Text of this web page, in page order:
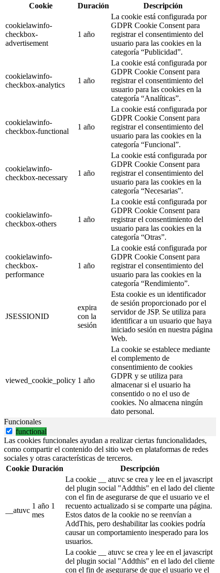
Cookie Duración Descripción
cookielawinfo-
checkbox-
advertisement
1 año
La cookie está configurada por
GDPR Cookie Consent para
registrar el consentimiento del
usuario para las cookies en la
categoría “Publicidad”.
cookielawinfo-
checkbox-analytics
1 año
La cookie está configurada por
GDPR Cookie Consent para
registrar el consentimiento del
usuario para las cookies en la
categoría “Analíticas”.
cookielawinfo-
checkbox-functional
1 año
La cookie está configurada por
GDPR Cookie Consent para
registrar el consentimiento del
usuario para las cookies en la
categoría “Funcional”.
cookielawinfo-
checkbox-necessary
1 año
La cookie está configurada por
GDPR Cookie Consent para
registrar el consentimiento del
usuario para las cookies en la
categoría “Necesarias”.
cookielawinfo-
checkbox-others
1 año
La cookie está configurada por
GDPR Cookie Consent para
registrar el consentimiento del
usuario para las cookies en la
categoría “Otras”.
cookielawinfo-
checkbox-
performance
1 año
La cookie está configurada por
GDPR Cookie Consent para
registrar el consentimiento del
usuario para las cookies en la
categoría “Rendimiento”.
JSESSIONID
expira
con la
sesión
Esta cookie es un identificador
de sesión proporcionado por el
servidor de JSP. Se utiliza para
identificar a un usuario que haya
iniciado sesión en nuestra página
Web.
viewed_cookie_policy 1 año
La cookie se establece mediante
el complemento de
consentimiento de cookies
GDPR y se utiliza para
almacenar si el usuario ha
consentido o no el uso de
cookies. No almacena ningún
dato personal.
Funcionales
functional
Las cookies funcionales ayudan a realizar ciertas funcionalidades,
como compartir el contenido del sitio web en plataformas de redes
sociales y otras características de terceros.
Cookie Duración Descripción
__atuvc
1 año 1
mes
La cookie __ atuvc se crea y lee en el javascript
del plugin social "Addthis" en el lado del cliente
con el fin de asegurarse de que el usuario ve el
recuento actualizado si se comparte una página.
Estos datos de la cookie no se reenvían a
AddThis, pero deshabilitar las cookies podría
causar un comportamiento inesperado para los
usuarios.
La cookie __ atuvc se crea y lee en el javascript
del plugin social "Addthis" en el lado del cliente
con el fin de asegurarse de que el usuario ve el